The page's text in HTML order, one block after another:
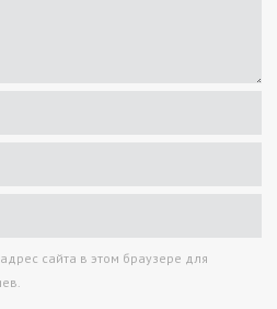
сайта в этом браузере для